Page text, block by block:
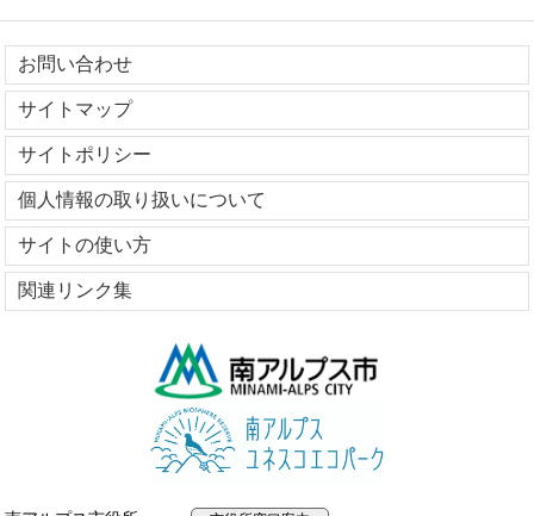
お問い合わせ
サイトマップ
サイトポリシー
個人情報の取り扱いについて
サイトの使い方
関連リンク集